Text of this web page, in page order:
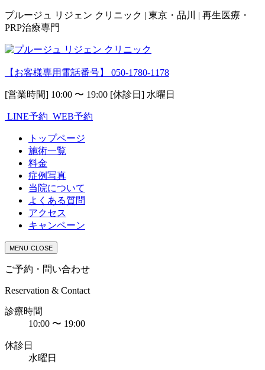
プルージュ リジェン クリニック | 東京・品川 | 再生医療・
PRP治療専門
【お客様専用電話番号】 050-1780-1178
[営業時間] 10:00 〜 19:00 [休診日] 水曜日
LINE予約 WEB予約
トップページ
施術一覧
料金
症例写真
当院について
よくある質問
アクセス
キャンペーン
MENU CLOSE
ご予約・問い合わせ
Reservation & Contact
診療時間
10:00 〜 19:00
休診日
水曜日